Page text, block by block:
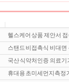
헬스케어 상품 제안서
스탠드 비접촉식 비대면
국산 식약처인증 의료
휴대용 초미세먼지측정